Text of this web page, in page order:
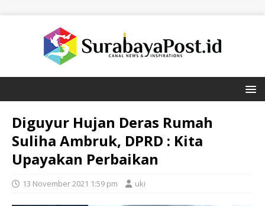
Diguyur Hujan Deras Rumah
Suliha Ambruk, DPRD : Kita
Upayakan Perbaikan
13 November 2021 1:59 pm uki